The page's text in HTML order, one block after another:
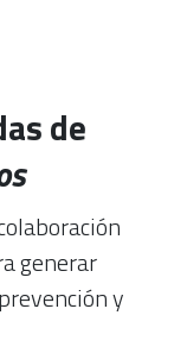
de
generar
y